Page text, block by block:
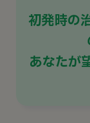
初発時の
あなたが